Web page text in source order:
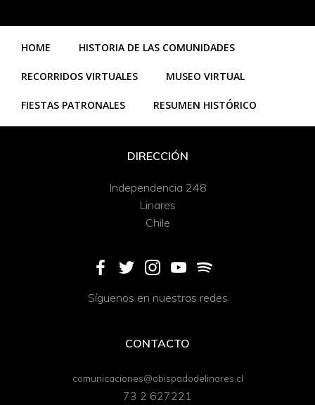
HOME HISTORIA DE LAS COMUNIDADES
RECORRIDOS VIRTUALES MUSEO VIRTUAL
FIESTAS PATRONALES RESUMEN HISTÓRICO
DIRECCIÓN
Independencia 248
Linares
Chile
Síguenos en nuestras redes
CONTACTO
comunicaciones@obispadodelinares.cl
73 2 627221